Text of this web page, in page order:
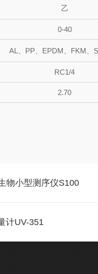
乙
0-40
AL、PP、EPDM、FKM、
RC1/4
2.70
物小型测序仪S100
计UV-351